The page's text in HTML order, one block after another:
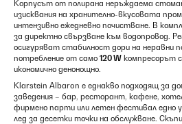
Корпусът от полирана неръждаема
изисквания на хранително-вкусовата
интензивно ежедневно почистване. В
за директно свързване към водопровод.
осигуряват стабилност дори на неравни
потребление от само 120 W компресорът
икономично денонощно.
Klarstein Albaron е еднакво подходящ за
заведения – бар, ресторант, кафене,
фирмено парти или летен фестивал едно
лед за десетки точки на обслужване.